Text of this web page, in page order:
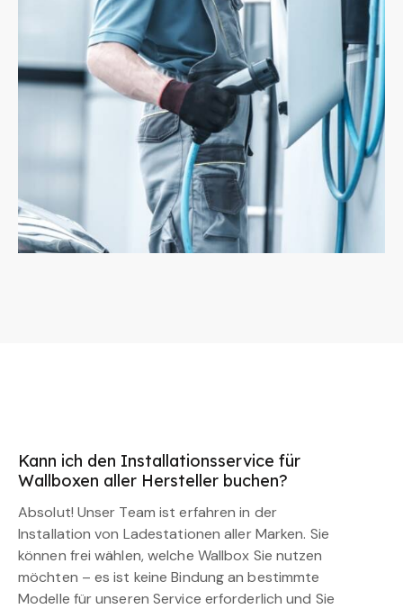
Kann ich den Installationsservice für
Wallboxen aller Hersteller buchen?
Absolut! Unser Team ist erfahren in der
Installation von Ladestationen aller Marken. Sie
können frei wählen, welche Wallbox Sie nutzen
möchten – es ist keine Bindung an bestimmte
Modelle für unseren Service erforderlich und Sie